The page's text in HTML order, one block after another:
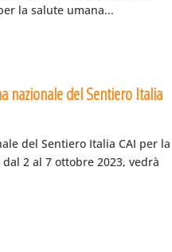
la salute umana...
nazionale del Sentiero Italia
del Sentiero Italia CAI per la
2 al 7 ottobre 2023, vedrà